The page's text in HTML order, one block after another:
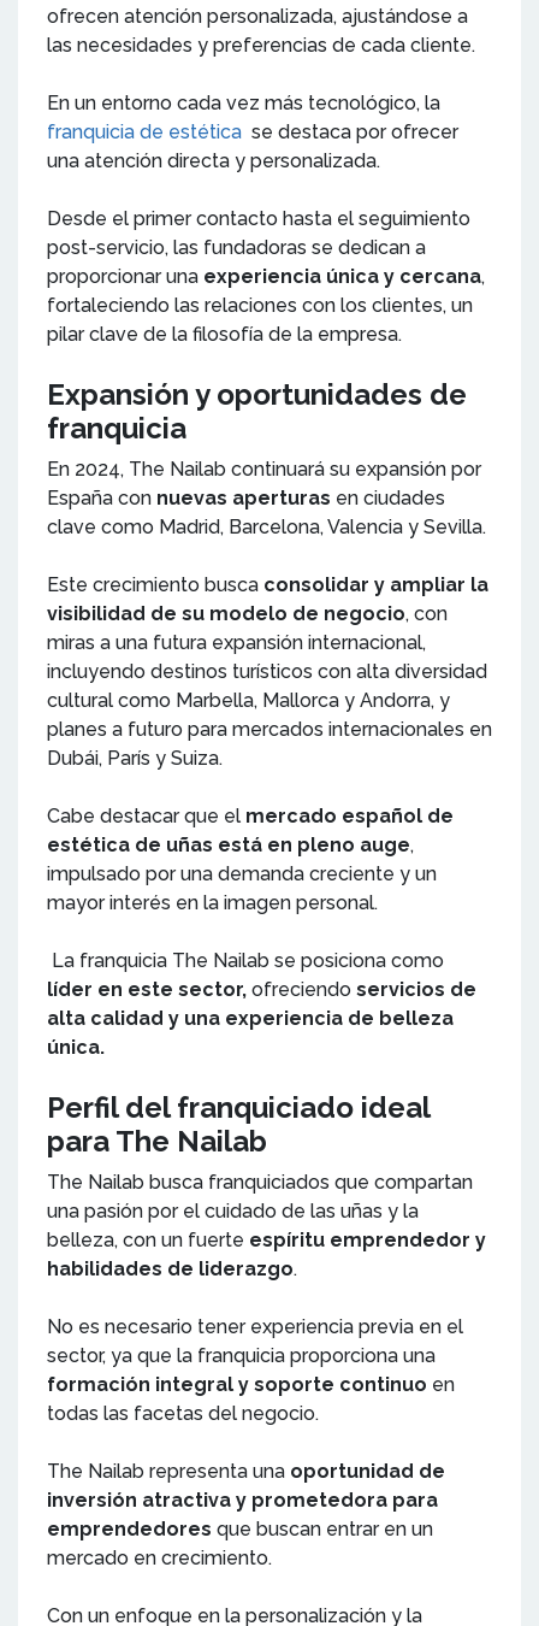
ofrecen atención personalizada, ajustándose a
las necesidades y preferencias de cada cliente.
En un entorno cada vez más tecnológico, la
franquicia de estética se destaca por ofrecer
una atención directa y personalizada.
Desde el primer contacto hasta el seguimiento
post-servicio, las fundadoras se dedican a
proporcionar una experiencia única y cercana,
fortaleciendo las relaciones con los clientes, un
pilar clave de la filosofía de la empresa.
Expansión y oportunidades de
franquicia
En 2024, The Nailab continuará su expansión por
España con nuevas aperturas en ciudades
clave como Madrid, Barcelona, Valencia y Sevilla.
Este crecimiento busca consolidar y ampliar la
visibilidad de su modelo de negocio, con
miras a una futura expansión internacional,
incluyendo destinos turísticos con alta diversidad
cultural como Marbella, Mallorca y Andorra, y
planes a futuro para mercados internacionales en
Dubái, París y Suiza.
Cabe destacar que el mercado español de
estética de uñas está en pleno auge,
impulsado por una demanda creciente y un
mayor interés en la imagen personal.
La franquicia The Nailab se posiciona como
líder en este sector, ofreciendo servicios de
alta calidad y una experiencia de belleza
única.
Perfil del franquiciado ideal
para The Nailab
The Nailab busca franquiciados que compartan
una pasión por el cuidado de las uñas y la
belleza, con un fuerte espíritu emprendedor y
habilidades de liderazgo.
No es necesario tener experiencia previa en el
sector, ya que la franquicia proporciona una
formación integral y soporte continuo en
todas las facetas del negocio.
The Nailab representa una oportunidad de
inversión atractiva y prometedora para
emprendedores que buscan entrar en un
mercado en crecimiento.
Con un enfoque en la personalización y la